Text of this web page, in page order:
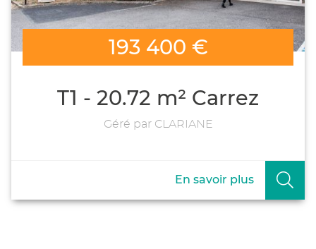
193 400 €
T1 - 20.72 m² Carrez
Géré par CLARIANE
En savoir plus